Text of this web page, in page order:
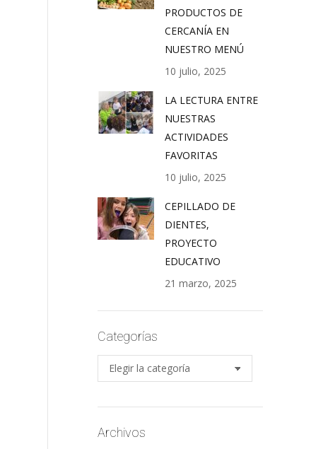
PRODUCTOS DE
CERCANÍA EN
NUESTRO MENÚ
10 julio, 2025
LA LECTURA ENTRE
NUESTRAS
ACTIVIDADES
FAVORITAS
10 julio, 2025
CEPILLADO DE
DIENTES,
PROYECTO
EDUCATIVO
21 marzo, 2025
Categorías
Categorías
Archivos